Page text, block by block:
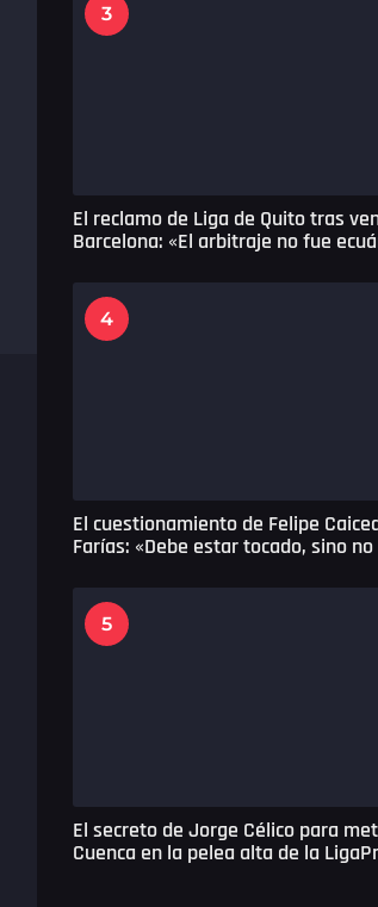
3
El reclamo de Liga de Quito tras
Barcelona: «El arbitraje no fue
4
El cuestionamiento de Felipe
Farías: «Debe estar tocado, sino
5
El secreto de Jorge Célico para
Cuenca en la pelea alta de la